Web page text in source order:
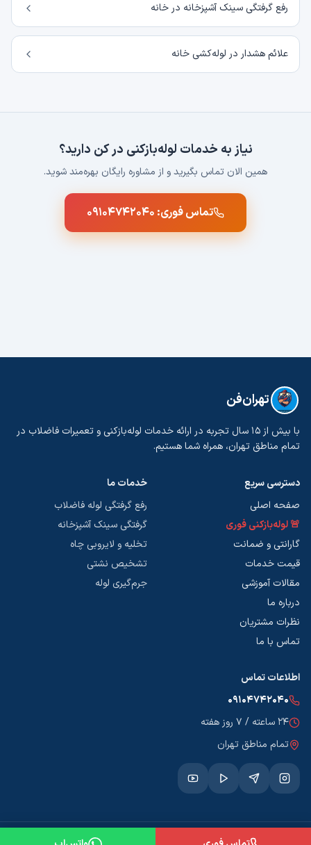
رفع گرفتگی سینک آشپزخانه در خانه
علائم هشدار در لوله‌کشی خانه
نیاز به خدمات لوله‌بازکنی درکن دارید؟
همین الان تماس بگیرید و از مشاوره رایگان بهره‌مند شوید.
تماس فوری: ۰۹۱۰۴۷۴۲۰۴۰
تهران‌فن
با بیش از ۱۵ سال تجربه در ارائه خدمات لوله‌بازکنی و تعمیرات فاضلاب در
تمام مناطق تهران، همراه شما هستیم.
دسترسی سریع
صفحه اصلی
🚨 لوله‌بازکنی فوری
گارانتی و ضمانت
قیمت خدمات
مقالات آموزشی
درباره ما
نظرات مشتریان
تماس با ما
خدمات ما
رفع گرفتگی لوله فاضلاب
گرفتگی سینک آشپزخانه
تخلیه و لایروبی چاه
تشخیص نشتی
جرم‌گیری لوله
اطلاعات تماس
۰۹۱۰۴۷۴۲۰۴۰
۲۴ ساعته / ۷ روز هفته
تمام مناطق تهران
© ۱۴۰۵ خدمات لوله‌بازکنی تهران‌فن. تمامی حقوق محفوظ است.